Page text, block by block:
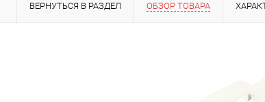
ВЕРНУТЬСЯ В РАЗДЕЛ ОБЗОР ТОВАРА